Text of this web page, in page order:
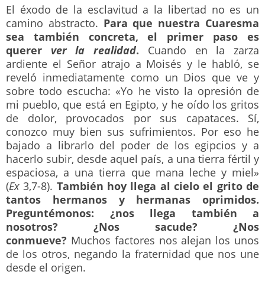
El éxodo de la esclavitud a la libertad no es un
camino abstracto. Para que nuestra Cuaresma
sea también concreta, el primer paso es
querer ver la realidad. Cuando en la zarza
ardiente el Señor atrajo a Moisés y le habló, se
reveló inmediatamente como un Dios que ve y
sobre todo escucha: «Yo he visto la opresión de
mi pueblo, que está en Egipto, y he oído los gritos
de dolor, provocados por sus capataces. Sí,
conozco muy bien sus sufrimientos. Por eso he
bajado a librarlo del poder de los egipcios y a
hacerlo subir, desde aquel país, a una tierra fértil y
espaciosa, a una tierra que mana leche y miel»
(Ex 3,7-8). También hoy llega al cielo el grito de
tantos hermanos y hermanas oprimidos.
Preguntémonos: ¿nos llega también a
nosotros? ¿Nos sacude? ¿Nos
conmueve? Muchos factores nos alejan los unos
de los otros, negando la fraternidad que nos une
desde el origen.